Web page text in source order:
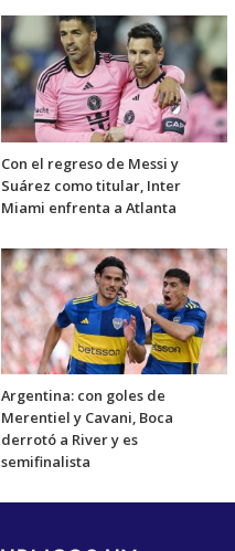
Con el regreso de Messi y
Suárez como titular, Inter
Miami enfrenta a Atlanta
Argentina: con goles de
Merentiel y Cavani, Boca
derrotó a River y es
semifinalista